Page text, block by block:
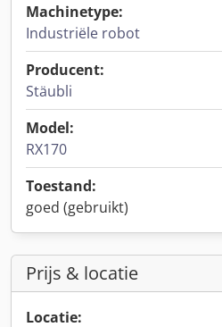
Machinetype:
Industriële robot
Producent:
Stäubli
Model:
RX170
Toestand:
goed (gebruikt)
Prijs & locatie
Locatie: